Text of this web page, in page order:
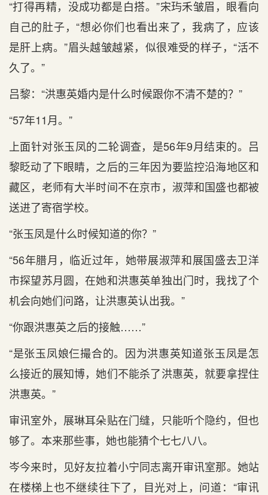
“打得再精，没成功都是白搭。”宋玙禾皱眉，眼看向
自己的肚子，“想必你们也看出来了，我病了，应该
是肝上病。”眉头越皱越紧，似很难受的样子，“活不
久了。”
吕黎：“洪惠英婚内是什么时候跟你不清不楚的？”
“57年11月。”
上面针对张玉凤的二轮调查，是56年9月结束的。吕
黎眨动了下眼睛，之后的三年因为要监控沿海地区和
藏区，老师有大半时间不在京市，淑萍和国盛也都被
送进了寄宿学校。
“张玉凤是什么时候知道的你？”
“56年腊月，临近过年，她带展淑萍和展国盛去卫洋
市探望苏月圆，在她和洪惠英单独出门时，我找了个
机会向她们问路，让洪惠英认出我。”
“你跟洪惠英之后的接触……”
“是张玉凤娘仨撮合的。因为洪惠英知道张玉凤是怎
么接近的展知博，她们不能杀了洪惠英，就要拿捏住
洪惠英。”
审讯室外，展琳耳朵贴在门缝，只能听个隐约，但也
够了。本来那些事，她也能猜个七七八八。
岑今来时，见好友拉着小宁同志离开审讯室那。她站
在楼梯上也不继续往下了，目光对上，问道：“审讯